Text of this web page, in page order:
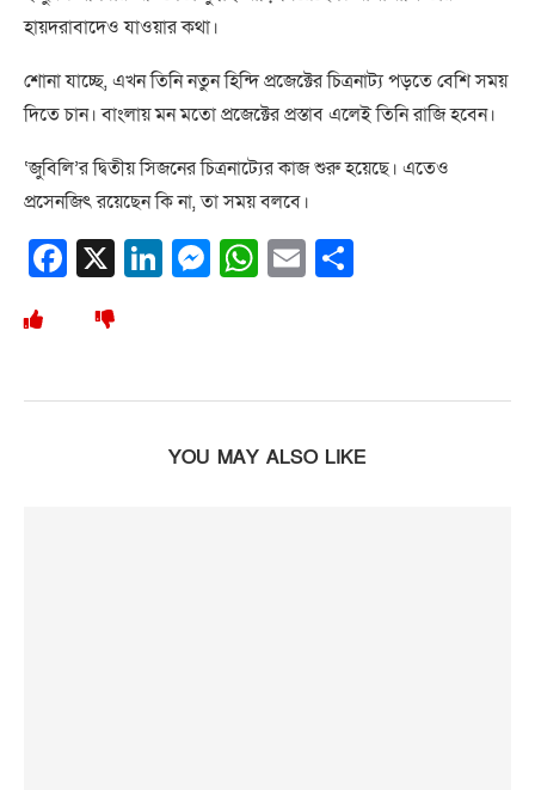
হায়দরাবাদেও যাওয়ার কথা।
শোনা যাচ্ছে, এখন তিনি নতুন হিন্দি প্রজেক্টের চিত্রনাট্য পড়তে বেশি সময়
দিতে চান। বাংলায় মন মতো প্রজেক্টের প্রস্তাব এলেই তিনি রাজি হবেন।
‘জুবিলি’র দ্বিতীয় সিজনের চিত্রনাট্যের কাজ শুরু হয়েছে। এতেও
প্রসেনজিৎ রয়েছেন কি না, তা সময় বলবে।
Facebook
X LinkedIn
Messenger
WhatsApp
Email
YOU MAY ALSO LIKE